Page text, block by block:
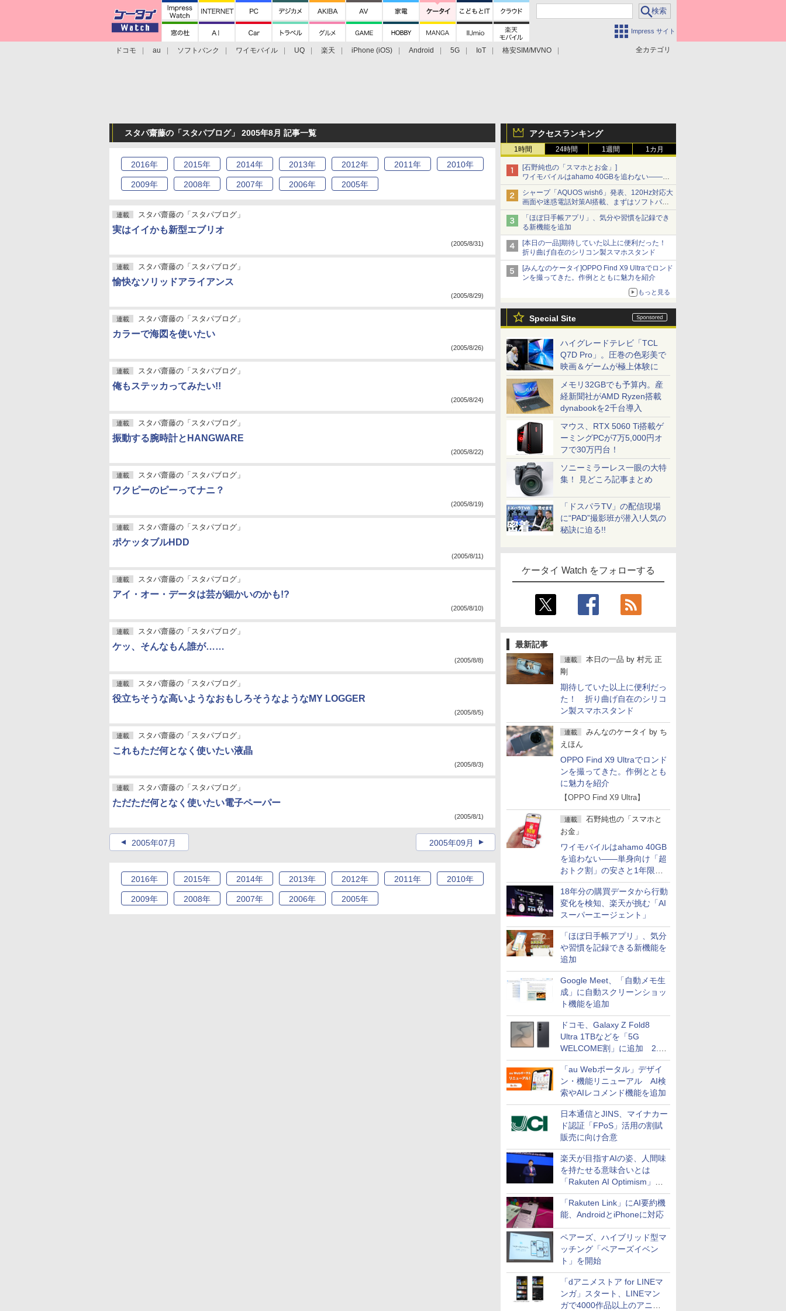
Impress サイト
全カテゴリ
ドコモ au ソフトバンク ワイモバイル UQ 楽天 iPhone (iOS) Android 5G IoT
格安SIM/MVNO
アクセスランキング
1時間 24時間 1週間 1カ月
[石野純也の「スマホとお金」]
ワイモバイルはahamo 40GBを追わない――単
身向け「超おトク割」の安さと1年限定の注意
点
シャープ「AQUOS wish6」発表、120Hz対応大
画面や迷惑電話対策AI搭載、まずはソフトバン
クの法人向け
「ほぼ日手帳アプリ」、気分や習慣を記録でき
る新機能を追加
[本日の一品]期待していた以上に便利だった！
折り曲げ自在のシリコン製スマホスタンド
[みんなのケータイ]OPPO Find X9 Ultraでロンド
ンを撮ってきた。作例とともに魅力を紹介
もっと見る
Special Site
ハイグレードテレビ「TCL
Q7D Pro」。圧巻の色彩美で
映画＆ゲームが極上体験に
メモリ32GBでも予算内。産
経新聞社がAMD Ryzen搭載
dynabookを2千台導入
マウス、RTX 5060 Ti搭載ゲ
ーミングPCが7万5,000円オ
フで30万円台！
ソニーミラーレス一眼の大特
集！ 見どころ記事まとめ
「ドスパラTV」の配信現場
に“PAD”撮影班が潜入!人気の
秘訣に迫る!!
ケータイ Watch をフォローする
最新記事
連載 本日の一品 by 村元 正
剛
期待していた以上に便利だっ
た！ 折り曲げ自在のシリコ
ン製スマホスタンド
連載 みんなのケータイ by ち
えほん
OPPO Find X9 Ultraでロンド
ンを撮ってきた。作例ととも
に魅力を紹介
【OPPO Find X9 Ultra】
連載
石野純也の「スマホと
お金」
ワイモバイルはahamo 40GB
を追わない――単身向け「超
おトク割」の安さと1年限定
の注意点
18年分の購買データから行動
変化を検知、楽天が挑む「AI
スーパーエージェント」
「ほぼ日手帳アプリ」、気分
や習慣を記録できる新機能を
追加
Google Meet、「自動メモ生
成」に自動スクリーンショッ
ト機能を追加
ドコモ、Galaxy Z Fold8
Ultra 1TBなどを「5G
WELCOME割」に追加 2.2
万円引き
「au Webポータル」デザイ
ン・機能リニューアル AI検
索やAIレコメンド機能を追加
日本通信とJINS、マイナカー
ド認証「FPoS」活用の割賦
販売に向け合意
楽天が目指すAIの姿、人間味
を持たせる意味合いとは
「Rakuten AI Optimism」三
木谷氏の基調講演
「Rakuten Link」にAI要約機
能、AndroidとiPhoneに対応
ペアーズ、ハイブリッド型マ
ッチング「ペアーズイベン
ト」を開始
「dアニメストア for LINEマ
ンガ」スタート、LINEマン
ガで4000作品以上のアニメ
スタパ齋藤の「スタパブログ」 2005年8月 記事一覧
2016年 2015年 2014年 2013年 2012年 2011年 2010年
2009年 2008年 2007年 2006年 2005年
連載 スタパ齋藤の「スタパブログ」
実はイイかも新型エブリオ
(2005/8/31)
連載 スタパ齋藤の「スタパブログ」
愉快なソリッドアライアンス
(2005/8/29)
連載 スタパ齋藤の「スタパブログ」
カラーで海図を使いたい
(2005/8/26)
連載 スタパ齋藤の「スタパブログ」
俺もステッカってみたい!!
(2005/8/24)
連載 スタパ齋藤の「スタパブログ」
振動する腕時計とHANGWARE
(2005/8/22)
連載 スタパ齋藤の「スタパブログ」
ワクピーのピーってナニ？
(2005/8/19)
連載 スタパ齋藤の「スタパブログ」
ポケッタブルHDD
(2005/8/11)
連載 スタパ齋藤の「スタパブログ」
アイ・オー・データは芸が細かいのかも!?
(2005/8/10)
連載 スタパ齋藤の「スタパブログ」
ケッ、そんなもん誰が……
(2005/8/8)
連載 スタパ齋藤の「スタパブログ」
役立ちそうな高いようなおもしろそうなようなMY LOGGER
(2005/8/5)
連載 スタパ齋藤の「スタパブログ」
これもただ何となく使いたい液晶
(2005/8/3)
連載 スタパ齋藤の「スタパブログ」
ただただ何となく使いたい電子ペーパー
(2005/8/1)
2005年07月 2005年09月
2016年 2015年 2014年 2013年 2012年 2011年 2010年
2009年 2008年 2007年 2006年 2005年